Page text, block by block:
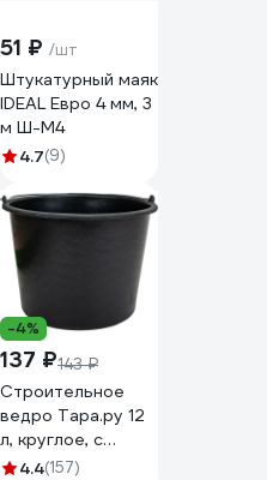
51 ₽ /шт
Штукатурный маяк
IDEAL Евро 4 мм, 3
м Ш-М4
4.7(9)
-4%
137 ₽143 ₽
Строительное
ведро Тара.ру 12
л, круглое, с
металлической
4.4(157)